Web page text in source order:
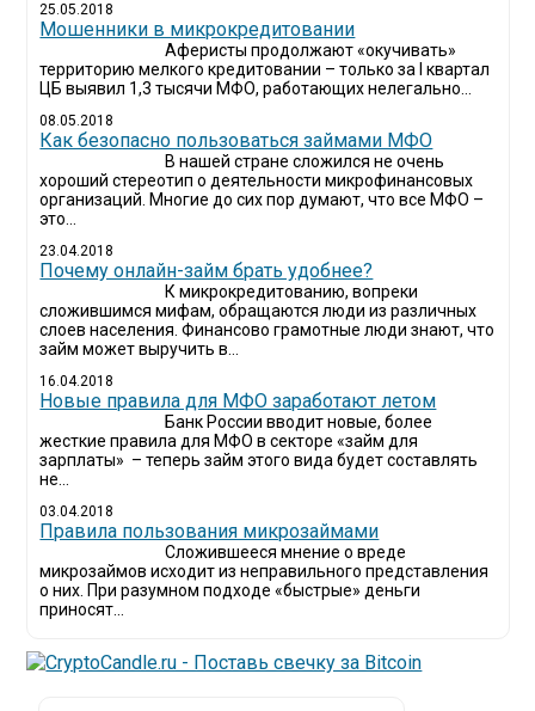
25.05.2018
Мошенники в микрокредитовании
Аферисты продолжают «окучивать»
территорию мелкого кредитовании – только за I квартал
ЦБ выявил 1,3 тысячи МФО, работающих нелегально...
08.05.2018
Как безопасно пользоваться займами МФО
В нашей стране сложился не очень
хороший стереотип о деятельности микрофинансовых
организаций. Многие до сих пор думают, что все МФО –
это...
23.04.2018
Почему онлайн-займ брать удобнее?
К микрокредитованию, вопреки
сложившимся мифам, обращаются люди из различных
слоев населения. Финансово грамотные люди знают, что
займ может выручить в...
16.04.2018
Новые правила для МФО заработают летом
Банк России вводит новые, более
жесткие правила для МФО в секторе «займ для
зарплаты» – теперь займ этого вида будет составлять
не...
03.04.2018
​Правила пользования микрозаймами
Сложившееся мнение о вреде
микрозаймов исходит из неправильного представления
о них. При разумном подходе «быстрые» деньги
приносят...